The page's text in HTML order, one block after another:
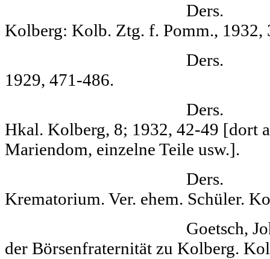
Ders. Das
Kolberg: Kolb. Ztg. f. Pomm., 1932,
Ders.
1929, 471-486.
Ders. Der
Hkal. Kolberg, 8; 1932, 42-49 [dort
Mariendom, einzelne Teile usw.].
Ders. Das
Krematorium. Ver. ehem. Schüler.
Goetsch, Johann
der Börsenfraternität zu Kolberg.